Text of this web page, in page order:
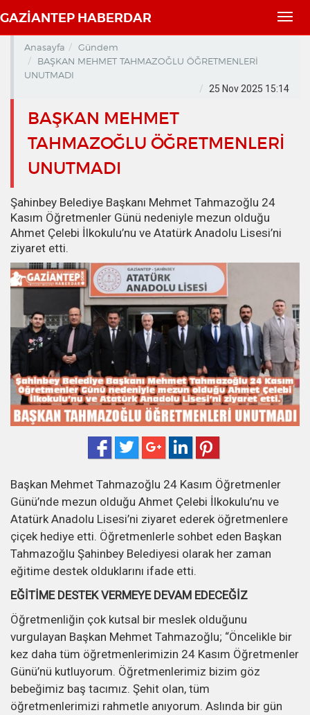
GAZİANTEP HABERDAR
Anasayfa
Gündem
BAŞKAN MEHMET TAHMAZOĞLU ÖĞRETMENLERİ
UNUTMADI
25 Nov 2025 15:14
BAŞKAN MEHMET
TAHMAZOĞLU ÖĞRETMENLERİ
UNUTMADI
Şahinbey Belediye Başkanı Mehmet Tahmazoğlu 24
Kasım Öğretmenler Günü nedeniyle mezun olduğu
Ahmet Çelebi İlkokulu’nu ve Atatürk Anadolu Lisesi’ni
ziyaret etti.
Başkan Mehmet Tahmazoğlu 24 Kasım Öğretmenler
Günü’nde mezun olduğu Ahmet Çelebi İlkokulu’nu ve
Atatürk Anadolu Lisesi’ni ziyaret ederek öğretmenlere
çiçek hediye etti. Öğretmenlerle sohbet eden Başkan
Tahmazoğlu Şahinbey Belediyesi olarak her zaman
eğitime destek olduklarını ifade etti.
EĞİTİME DESTEK VERMEYE DEVAM EDECEĞİZ
Öğretmenliğin çok kutsal bir meslek olduğunu
vurgulayan Başkan Mehmet Tahmazoğlu; “Öncelikle bir
kez daha tüm öğretmenlerimizin 24 Kasım Öğretmenler
Günü’nü kutluyorum. Öğretmenlerimiz bizim göz
bebeğimiz baş tacımız. Şehit olan, tüm
öğretmenlerimizi rahmetle anıyorum. Aslında bir gün